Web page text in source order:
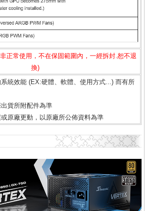
正常使用，不在保固範圍內，一經拆封.恕不退
換)
統效能 (EX:硬體、軟體、使用方式...) 而有所
貨所附配件為準
原廠更動，以原廠所公佈資料為準